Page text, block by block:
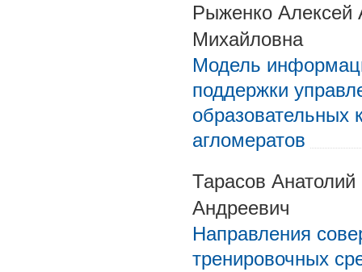
Рыженко Алексей
Михайловна
Модель
поддержки
образовательных
агломератов
Тарасов
Андреевич
Направления
тренировочных